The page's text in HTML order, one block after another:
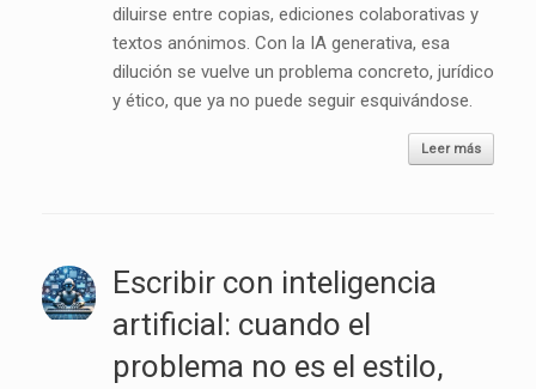
diluirse entre copias, ediciones colaborativas y
textos anónimos. Con la IA generativa, esa
dilución se vuelve un problema concreto, jurídico
y ético, que ya no puede seguir esquivándose.
Leer más
Escribir con inteligencia
artificial: cuando el
problema no es el estilo,